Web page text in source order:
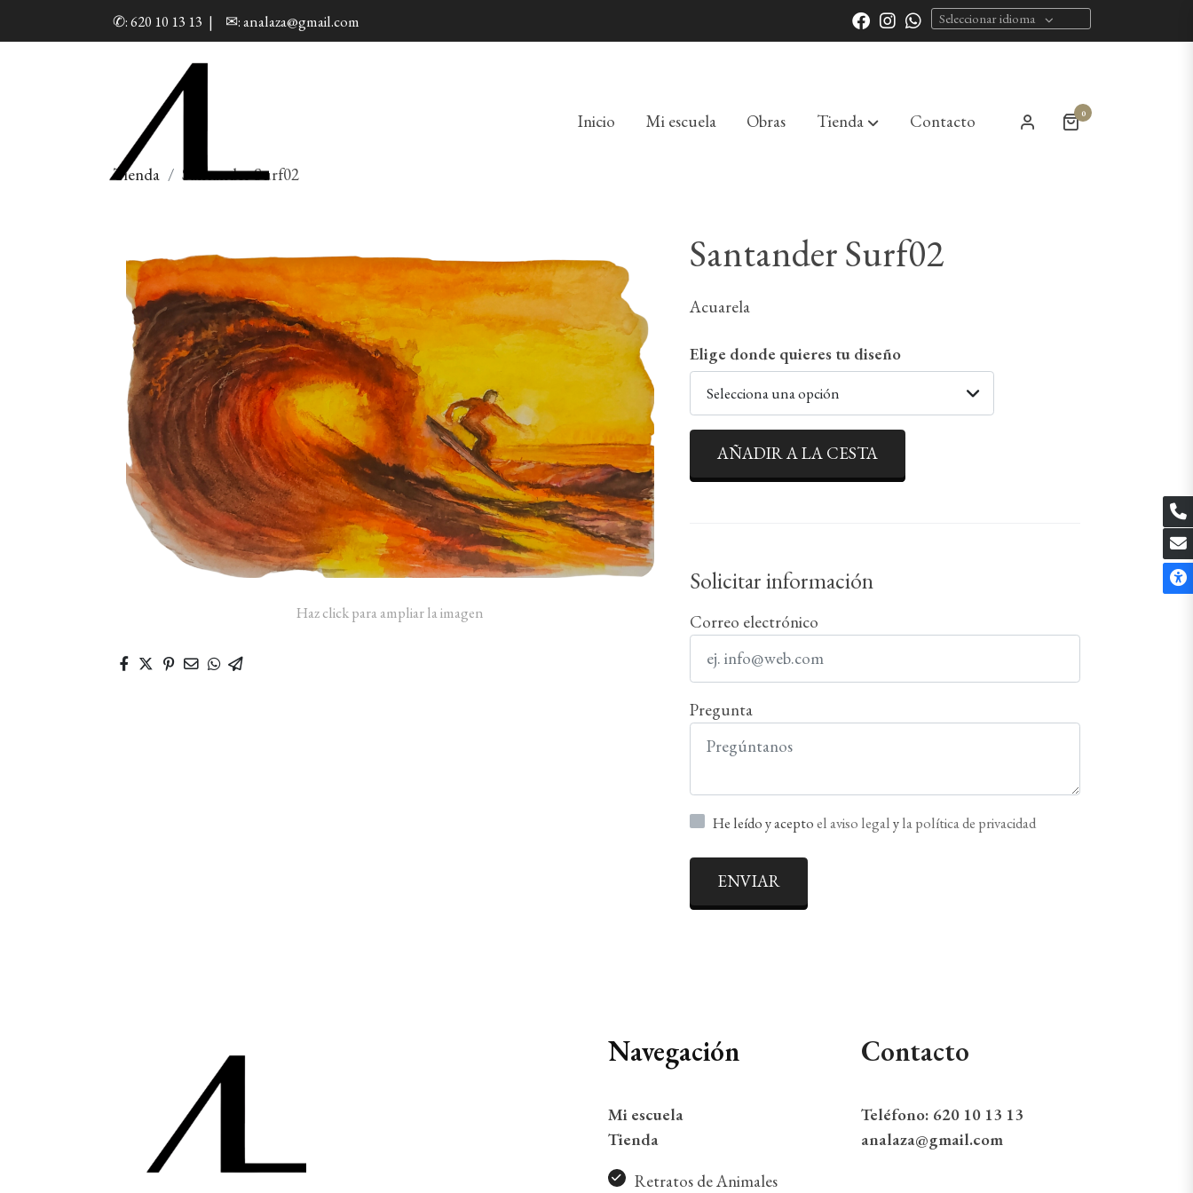
✆: 620 10 13 13 | ✉: analaza@gmail.com Seleccionar idioma
Inicio Mi escuela Obras Tienda Contacto 0
Tienda Santander Surf02
Haz click para ampliar la imagen
Santander Surf02
Acuarela
Elige donde quieres tu diseño
Selecciona una opción
AÑADIR A LA CESTA
Solicitar información
Correo electrónico
Pregunta
He leído y aceptoel aviso legalyla política de privacidad
ENVIAR
Navegación
Mi escuela
Tienda
Retratos de Animales
Contacto
Teléfono: 620 10 13 13
analaza@gmail.com